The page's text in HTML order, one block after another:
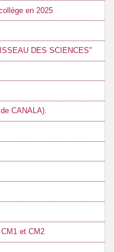
en 2025
DES SCIENCES"
CANALA).
et CM2